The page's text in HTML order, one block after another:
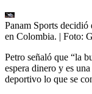
Panam Sports decidió
en Colombia. | Foto:
Petro señaló que “la
espera dinero y es
deportivo lo que se